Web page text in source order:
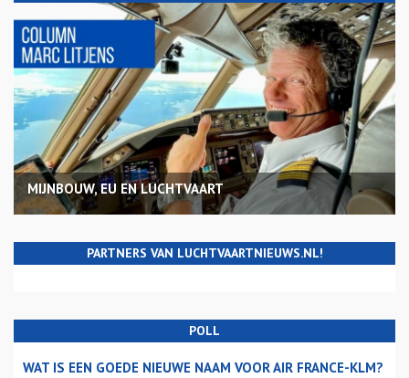
MIJNBOUW, EU EN LUCHTVAART
PARTNERS VAN LUCHTVAARTNIEUWS.NL!
POLL
WAT IS EEN GOEDE NIEUWE NAAM VOOR AIR FRANCE-KLM?